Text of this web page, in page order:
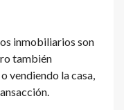
inmobiliarios son
también
vendiendo la casa,